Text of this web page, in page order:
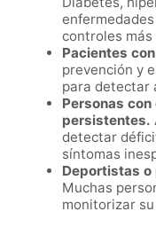
controles
Pacientes
prevención y
para detectar
Personas
persistentes.
detectar
síntomas
Deportistas o
Muchas
monitorizar